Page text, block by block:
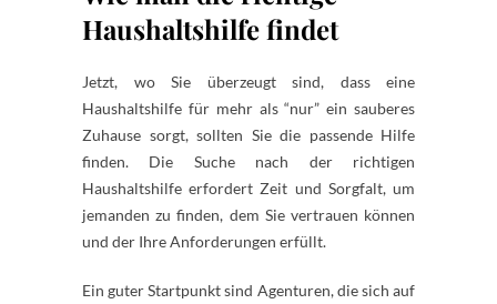
Haushaltshilfe findet
Jetzt, wo Sie überzeugt sind, dass eine
Haushaltshilfe für mehr als “nur” ein sauberes
Zuhause sorgt, sollten Sie die passende Hilfe
finden. Die Suche nach der richtigen
Haushaltshilfe erfordert Zeit und Sorgfalt, um
jemanden zu finden, dem Sie vertrauen können
und der Ihre Anforderungen erfüllt.
Ein guter Startpunkt sind Agenturen, die sich auf